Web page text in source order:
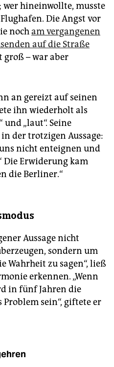
hineinwollte, musste
Die Angst vor
nocham vergangenen
auf die Straße
groß – war aber
an gereizt auf seinen
ihn wiederholt als
und „laut“. Seine
der trotzigen Aussage:
nicht enteignen und
Die Erwiderung kam
die Berliner.“
Aussage nicht
sondern um
Wahrheit zu sagen“, ließ
erkennen. „Wenn
in fünf Jahren die
sein“, giftete er